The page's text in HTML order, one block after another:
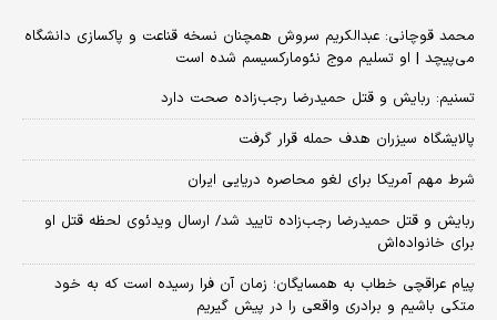
محمد قوچانی: عبدالکریم سروش همچنان نسخه قناعت و پاکسازی دانشگاه
می‌پیچد | او تسلیم موج نئومارکسیسم شده است
تسنیم: ربایش و قتل حمیدرضا رجب‌زاده صحت دارد
پالایشگاه سیزران هدف حمله قرار گرفت
شرط مهم آمریکا برای لغو محاصره دریایی ایران
ربایش و قتل حمیدرضا رجب‌زاده تایید شد/ ارسال ویدئوی لحظه قتل او
برای خانواده‌اش
پیام عراقچی خطاب به همسایگان؛ زمان آن فرا رسیده است که به خود
متکی باشیم و برادری واقعی را در پیش گیریم